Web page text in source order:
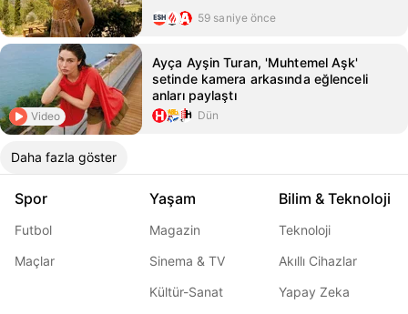
59 saniye önce
Video
Ayça Ayşin Turan, 'Muhtemel Aşk'
setinde kamera arkasında eğlenceli
anları paylaştı
Dün
Daha fazla göster
Spor
Futbol
Maçlar
Yaşam
Magazin
Sinema & TV
Kültür-Sanat
Bilim & Teknoloji
Teknoloji
Akıllı Cihazlar
Yapay Zeka